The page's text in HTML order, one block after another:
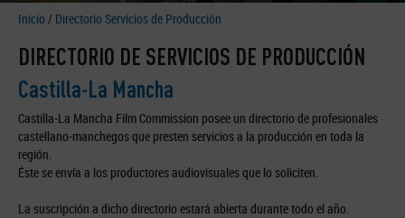
Inicio / Directorio Servicios de Producción
DIRECTORIO DE SERVICIOS DE PRODUCCIÓN
Castilla-La Mancha
Castilla-La Mancha Film Commission posee un directorio de profesionales
castellano-manchegos que presten servicios a la producción en toda la
región.
Éste se envía a los productores audiovisuales que lo soliciten.
La suscripción a dicho directorio estará abierta durante todo el año.